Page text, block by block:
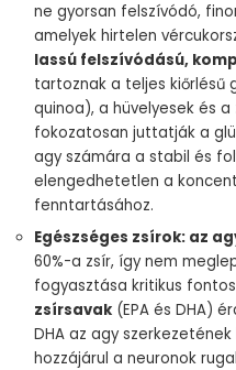
ne gyorsan felszívódó,
amelyek hirtelen
lassú felszívódású,
tartoznak a teljes kiőrlésű
quinoa), a hüvelyesek és
fokozatosan juttatják a
agy számára a stabil és
elengedhetetlen a
fenntartásához.
Egészséges zsírok: az
60%-a zsír, így nem
fogyasztása kritikus
zsírsavak (EPA és DHA)
DHA az agy
hozzájárul a neuronok